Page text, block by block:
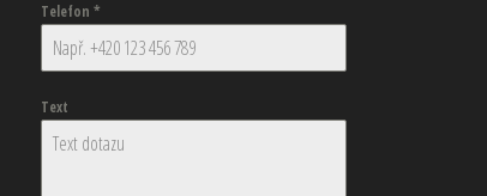
Telefon *
Text